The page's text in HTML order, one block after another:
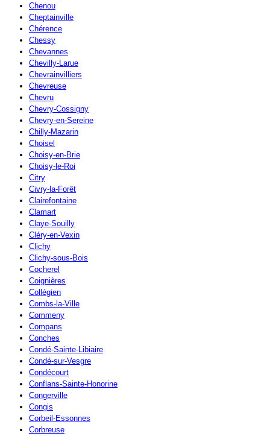
Chenou
Cheptainville
Chérence
Chessy
Chevannes
Chevilly-Larue
Chevrainvilliers
Chevreuse
Chevru
Chevry-Cossigny
Chevry-en-Sereine
Chilly-Mazarin
Choisel
Choisy-en-Brie
Choisy-le-Roi
Citry
Civry-la-Forêt
Clairefontaine
Clamart
Claye-Souilly
Cléry-en-Vexin
Clichy
Clichy-sous-Bois
Cocherel
Coignières
Collégien
Combs-la-Ville
Commeny
Compans
Conches
Condé-Sainte-Libiaire
Condé-sur-Vesgre
Condécourt
Conflans-Sainte-Honorine
Congerville
Congis
Corbeil-Essonnes
Corbreuse